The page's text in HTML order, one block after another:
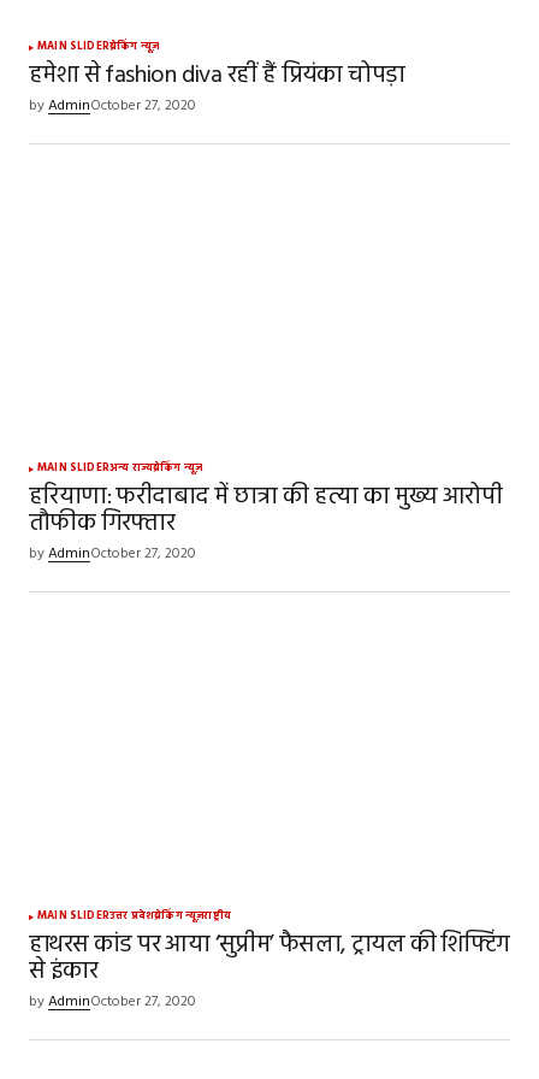
MAIN SLIDERब्रेकिंग न्यूज़
हमेशा से fashion diva रहीं हैं प्रियंका चोपड़ा
byAdminOctober 27, 2020
MAIN SLIDERअन्य राज्यब्रेकिंग न्यूज़
हरियाणा: फरीदाबाद में छात्रा की हत्या का मुख्य आरोपी
तौफीक गिरफ्तार
byAdminOctober 27, 2020
MAIN SLIDERउत्तर प्रदेशब्रेकिंग न्यूज़राष्ट्रीय
हाथरस कांड पर आया ‘सुप्रीम’ फैसला, ट्रायल की शिफ्टिंग
से इंकार
byAdminOctober 27, 2020